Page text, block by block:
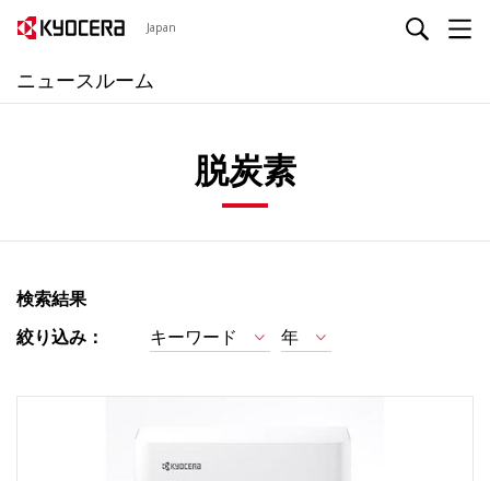
Japan
ニュースルーム
脱炭素
検索結果
絞り込み：
キーワード 年